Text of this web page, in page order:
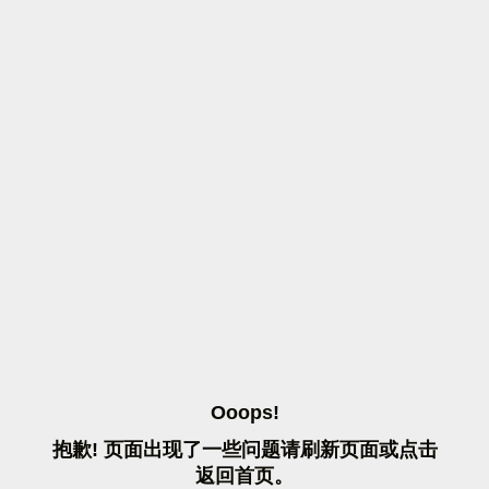
OOOPS!
抱歉! 页面出现了一些问题请刷 新页面或点击
返 回首页。